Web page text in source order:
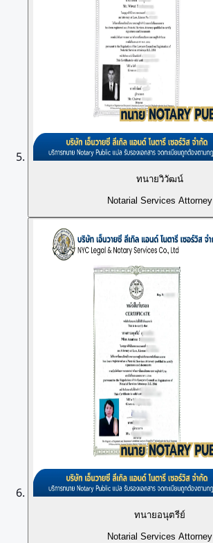
ทนายวิวัฒน์
Notarial Services Attorney
ทนายอนุตรีย์
Notarial Services Attorney